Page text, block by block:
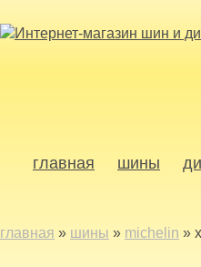
главная шины
главная » шины » michelin »